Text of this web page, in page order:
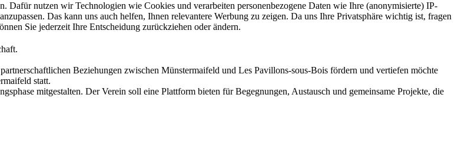
Beziehungen zwischen Münstermaifeld und Les Pavillons-sous-Bois fördern und vertiefen möchte
statt.
mitgestalten. Der Verein soll eine Plattform bieten für Begegnungen, Austausch und gemeinsame Projekte, die
Dafür nutzen wir Technologien wie Cookies und verarbeiten personenbezogene Daten wie Ihre (anonymisierte) IP-
Das kann uns auch helfen, Ihnen relevantere Werbung zu zeigen. Da uns Ihre Privatsphäre wichtig ist, fragen
Sie jederzeit Ihre Entscheidung zurückziehen oder ändern.